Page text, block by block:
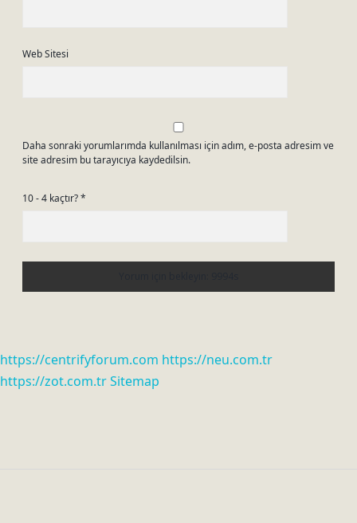
Web Sitesi
Daha sonraki yorumlarımda kullanılması için adım, e-posta adresim ve
site adresim bu tarayıcıya kaydedilsin.
10 - 4 kaçtır?*
https://centrifyforum.com https://neu.com.tr
https://zot.com.trSitemap